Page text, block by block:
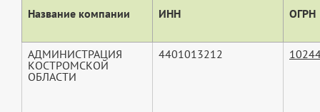
Название компании ИНН ОГРН
АДМИНИСТРАЦИЯ
КОСТРОМСКОЙ
ОБЛАСТИ
4401013212